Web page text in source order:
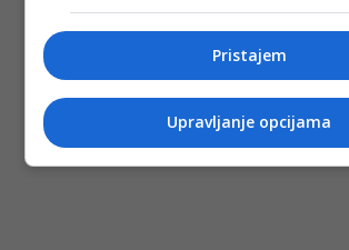
Pristajem
Upravljanje opcijama